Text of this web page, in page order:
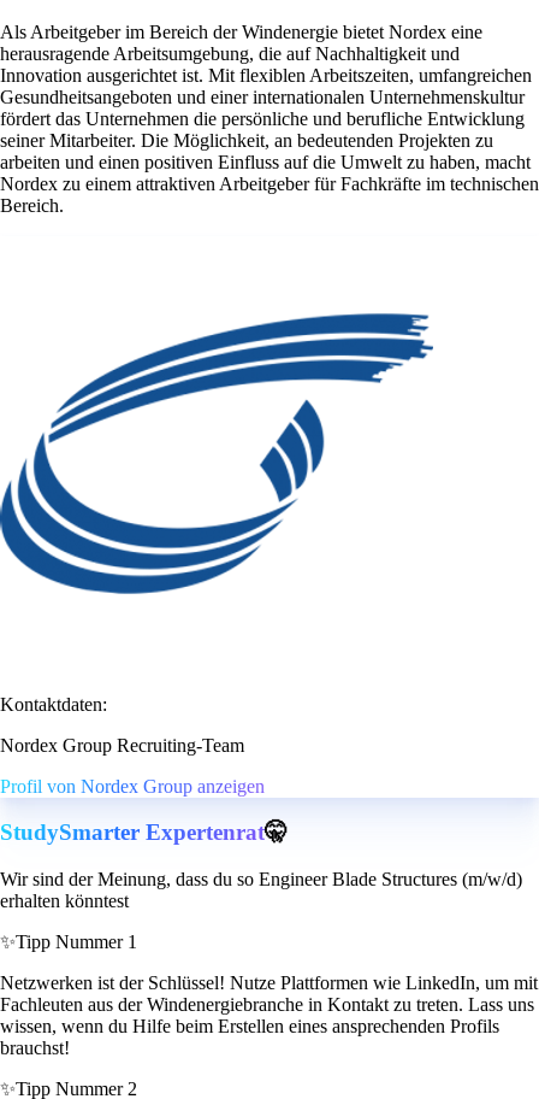
Als Arbeitgeber im Bereich der Windenergie bietet Nordex eine
herausragende Arbeitsumgebung, die auf Nachhaltigkeit und
Innovation ausgerichtet ist. Mit flexiblen Arbeitszeiten, umfangreichen
Gesundheitsangeboten und einer internationalen Unternehmenskultur
fördert das Unternehmen die persönliche und berufliche Entwicklung
seiner Mitarbeiter. Die Möglichkeit, an bedeutenden Projekten zu
arbeiten und einen positiven Einfluss auf die Umwelt zu haben, macht
Nordex zu einem attraktiven Arbeitgeber für Fachkräfte im technischen
Bereich.
Kontaktdaten:
Nordex Group Recruiting-Team
Profil von Nordex Group anzeigen
StudySmarter Expertenrat🤫
Wir sind der Meinung, dass du so Engineer Blade Structures (m/w/d)
erhalten könntest
✨Tipp Nummer 1
Netzwerken ist der Schlüssel! Nutze Plattformen wie LinkedIn, um mit
Fachleuten aus der Windenergiebranche in Kontakt zu treten. Lass uns
wissen, wenn du Hilfe beim Erstellen eines ansprechenden Profils
brauchst!
✨Tipp Nummer 2